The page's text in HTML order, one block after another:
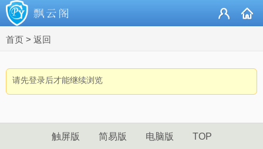
首页 > 返回
请先登录后才能继续浏览
触屏版 简易版 电脑版 TOP